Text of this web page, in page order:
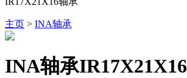
主页 > INA轴承
INA轴承IR17X21X16